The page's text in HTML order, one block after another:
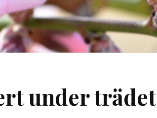
under trädet